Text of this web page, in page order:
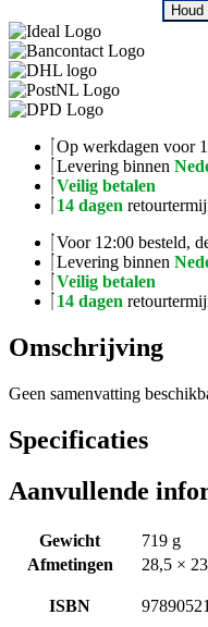
Op werkdagen voor
Levering binnen
Veilig betalen
14 dagen
Voor 12:00 besteld,
Levering binnen
Veilig betalen
14 dagen
Omschrijving
Geen samenvatting
Specificaties
Aanvullende
Gewicht
719 g
Afmetingen
28,5 ×
ISBN